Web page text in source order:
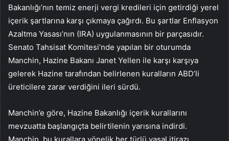
Bakanlığı’nın temiz enerji vergi kredileri için getirdiği yerel
içerik şartlarına karşı çıkmaya çağırdı. Bu şartlar Enflasyon
Azaltma Yasası’nın (IRA) uygulanmasının bir parçasıdır.
Senato Tahsisat Komitesi’nde yapılan bir oturumda
Manchin, Hazine Bakanı Janet Yellen ile karşı karşıya
gelerek Hazine tarafından belirlenen kuralların ABD’li
üreticilere zarar verdiğini ileri sürdü.
Manchin’e göre, Hazine Bakanlığı içerik kurallarını
mevzuatta başlangıçta belirtilenin yarısına indirdi.